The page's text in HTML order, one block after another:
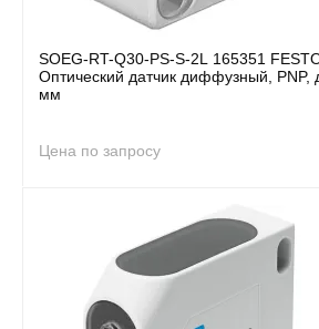
SOEG-RT-Q30-PS-S-2L 165351
Оптический датчик диффузный, PNP,
мм
Цена по запросу